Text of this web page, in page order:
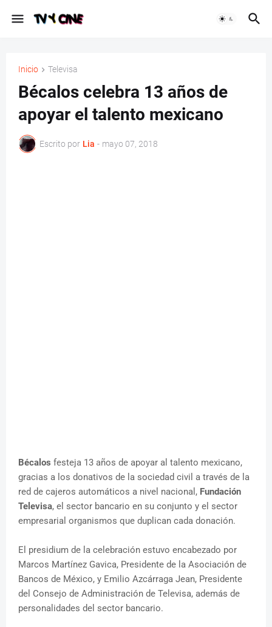
Inicio Televisa
Bécalos celebra 13 años de
apoyar el talento mexicano
Escrito por Lia - mayo 07, 2018
Bécalos festeja 13 años de apoyar al talento mexicano,
gracias a los donativos de la sociedad civil a través de la
red de cajeros automáticos a nivel nacional, Fundación
Televisa, el sector bancario en su conjunto y el sector
empresarial organismos que duplican cada donación.
El presidium de la celebración estuvo encabezado por
Marcos Martínez Gavica, Presidente de la Asociación de
Bancos de México, y Emilio Azcárraga Jean, Presidente
del Consejo de Administración de Televisa, además de
personalidades del sector bancario.